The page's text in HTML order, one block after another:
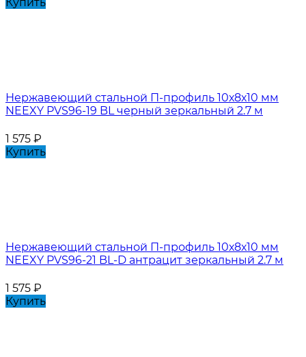
Нержавеющий стальной П-профиль 10х8х10 мм
NEEXY PVS96-19 BL черный зеркальный 2.7 м
1 575 ₽
Купить
Нержавеющий стальной П-профиль 10х8х10 мм
NEEXY PVS96-21 BL-D антрацит зеркальный 2.7 м
1 575 ₽
Купить